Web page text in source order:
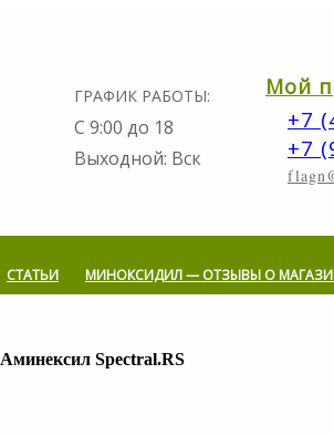
ГРАФИК РАБОТЫ:
С 9:00 до 18
Выходной: Вск
Мой
+7
+7
СТАТЬИ МИНОКСИДИЛ — ОТЗЫВЫ О
Аминексил Spectral.RS